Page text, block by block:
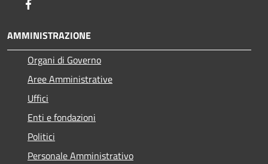
AMMINISTRAZIONE
Organi di Governo
Aree Amministrative
Uffici
Enti e fondazioni
Politici
Personale Amministrativo